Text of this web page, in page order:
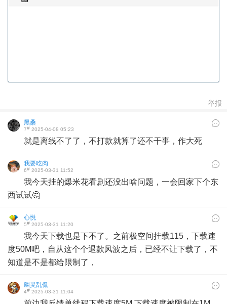
举报
黑桑
7# 2025-04-08 05:23
就是离线不了了，不打款就算了还不干事，作大死
我要吃肉
6# 2025-03-31 11:52
我今天挂的爆米花看剧还没出啥问题，一会回家下个东
西试试🤔
心悦
5# 2025-03-31 11:20
我今天下载也是下不了。之前极空间挂载115，下载速
度50M吧，自从这个个退款风波之后，已经不让下载了，不
知道是不是都给限制了，
幽灵乱侃
4# 2025-03-31 11:04